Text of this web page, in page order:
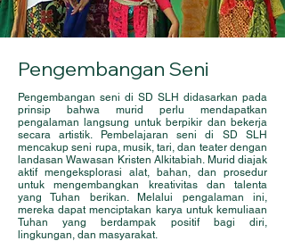
Pengembangan Seni
Pengembangan seni di SD SLH didasarkan pada
prinsip bahwa murid perlu mendapatkan
pengalaman langsung untuk berpikir dan bekerja
secara artistik. Pembelajaran seni di SD SLH
mencakup seni rupa, musik, tari, dan teater dengan
landasan Wawasan Kristen Alkitabiah. Murid diajak
aktif mengeksplorasi alat, bahan, dan prosedur
untuk mengembangkan kreativitas dan talenta
yang Tuhan berikan. Melalui pengalaman ini,
mereka dapat menciptakan karya untuk kemuliaan
Tuhan yang berdampak positif bagi diri,
lingkungan, dan masyarakat.